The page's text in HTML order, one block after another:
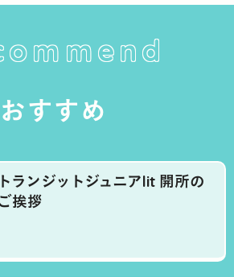
おすすめ
トランジットジュニアlit 開所の
ご挨拶